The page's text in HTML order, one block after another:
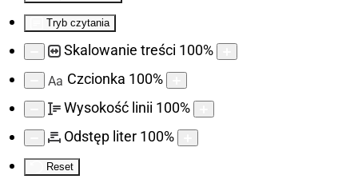
Tryb czytania
Skalowanie treści 100%
Aa Czcionka 100%
Wysokość linii 100%
Odstęp liter 100%
Reset